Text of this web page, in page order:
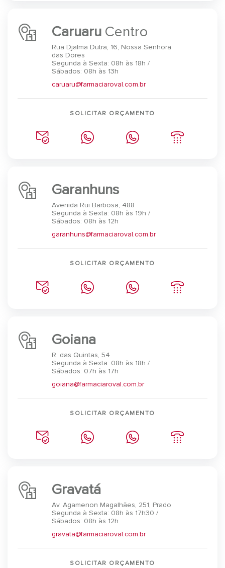
Caruaru Centro
Rua Djalma Dutra, 16, Nossa Senhora
das Dores
Segunda à Sexta: 08h às 18h /
Sábados: 08h às 13h
caruaru@farmaciaroval.com.br
SOLICITAR ORÇAMENTO
Garanhuns
Avenida Rui Barbosa, 488
Segunda à Sexta: 08h às 19h /
Sábados: 08h às 12h
garanhuns@farmaciaroval.com.br
SOLICITAR ORÇAMENTO
Goiana
R. das Quintas, 54
Segunda à Sexta: 08h às 18h /
Sábados: 07h às 17h
goiana@farmaciaroval.com.br
SOLICITAR ORÇAMENTO
Gravatá
Av. Agamenon Magalhães, 251, Prado
Segunda à Sexta: 08h às 17h30 /
Sábados: 08h às 12h
gravata@farmaciaroval.com.br
SOLICITAR ORÇAMENTO